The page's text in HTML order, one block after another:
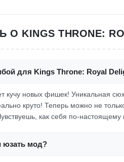
KINGS THRONE:
для Kings Throne: Royal
кучу новых фишек! Уникальная
круто! Теперь можно не
как себя по-настоящему
юзать мод?